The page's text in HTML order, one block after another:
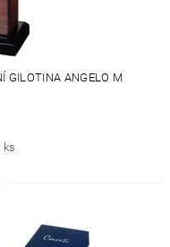
GILOTINA ANGELO M
ks